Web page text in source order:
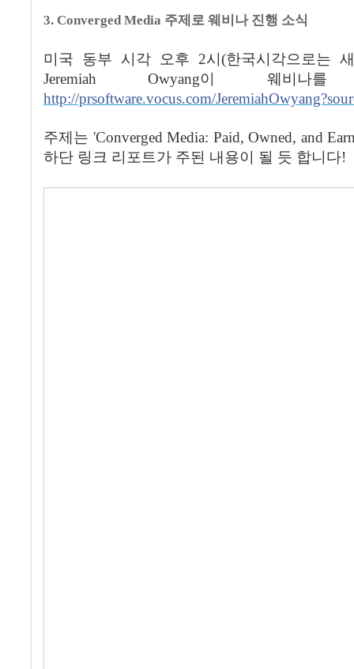
3. Converged Media 주제로 웨비나 진행 소식
미국 동부 시각 오후 2시(한국시각으로는
Jeremiah Owyang이 웨비나를
http://prsoftware.vocus.com/
주제는 'Converged Media: Paid, Owned, and
하단 링크 리포트가 주된 내용이 될 듯 합니다!